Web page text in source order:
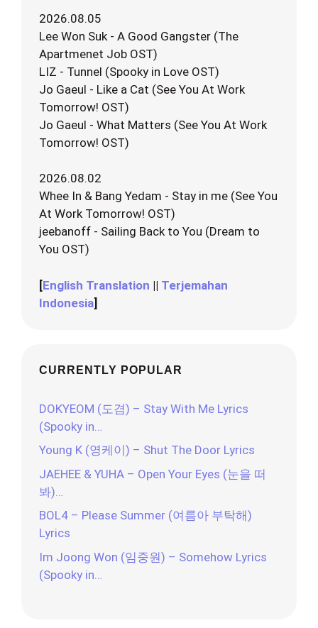
2026.08.05
Lee Won Suk - A Good Gangster (The
Apartmenet Job OST)
LIZ - Tunnel (Spooky in Love OST)
Jo Gaeul - Like a Cat (See You At Work
Tomorrow! OST)
Jo Gaeul - What Matters (See You At Work
Tomorrow! OST)
2026.08.02
Whee In & Bang Yedam - Stay in me (See You
At Work Tomorrow! OST)
jeebanoff - Sailing Back to You (Dream to
You OST)
[English Translation || Terjemahan
Indonesia]
CURRENTLY POPULAR
DOKYEOM (도겸) – Stay With Me Lyrics
(Spooky in…
Young K (영케이) – Shut The Door Lyrics
JAEHEE & YUHA – Open Your Eyes (눈을 떠
봐)…
BOL4 – Please Summer (여름아 부탁해)
Lyrics
Im Joong Won (임중원) – Somehow Lyrics
(Spooky in…